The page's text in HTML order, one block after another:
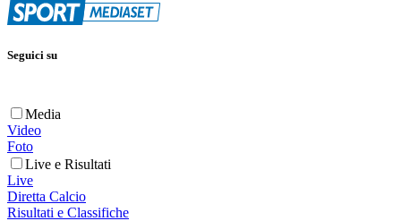
Seguici su
Media
Video
Foto
Live e Risultati
Live
Diretta Calcio
Risultati e Classifiche